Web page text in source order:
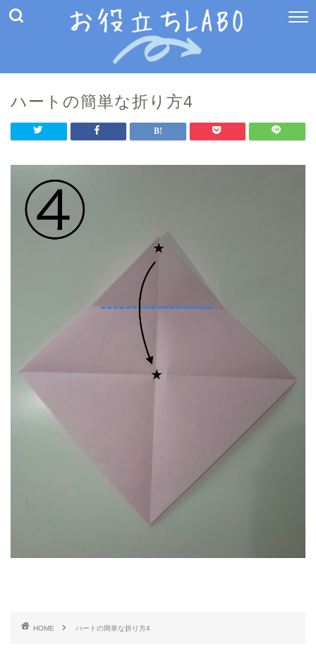
ハートの簡単な折り方4
HOME ハートの簡単な折り方4